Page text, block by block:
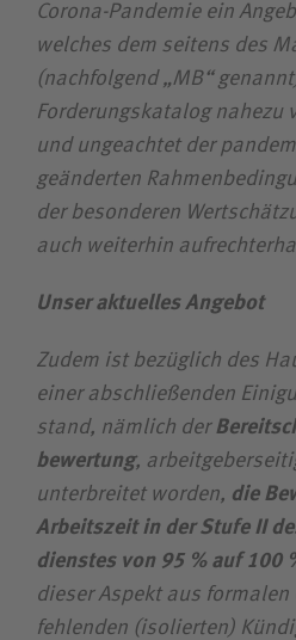
Ich bin
Patientin / Patient
Besucherin / Besucher
Zuweiserin / Zuweiser
Bewerberin / Bewerber
Journalistin /
Corona-Pandemie ein
welches dem seitens des
(nachfolgend „MB“
Forderungs­katalog
und ungeachtet der
geänderten
der besonderen
auch weiterhin
Unser aktuelles Angebot
Zudem ist bezüglich des
einer abschließenden
stand, nämlich der
bewertung,
unter­breitet worden, die
Arbeitszeit in der Stufe II
dienstes von 95 % auf 100
dieser Aspekt aus formalen
fehlenden (isolierten)